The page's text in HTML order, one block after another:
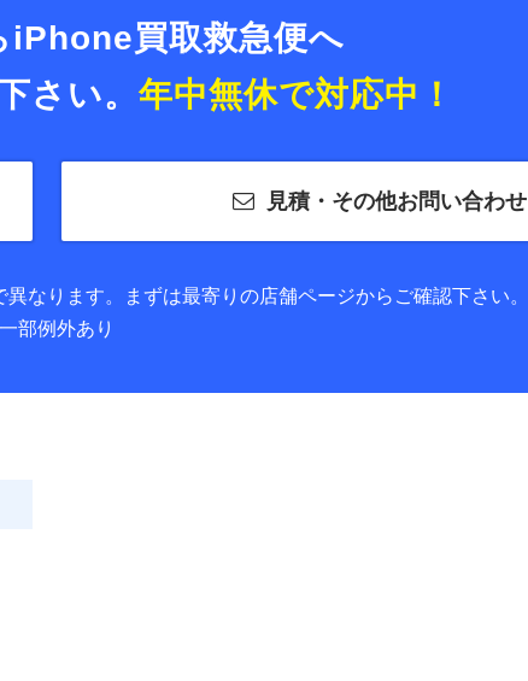
買取救急便へ
さい。 年中無休で対応中！
見積・その他お問い合わせ
なります。
まずは最寄りの店舗ページからご確認下さい。
部例外あり